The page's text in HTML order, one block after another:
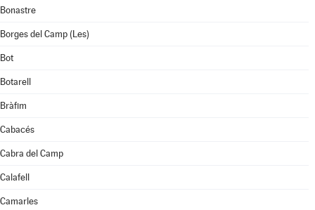
Bonastre
Borges del Camp (Les)
Bot
Botarell
Bràfim
Cabacés
Cabra del Camp
Calafell
Camarles